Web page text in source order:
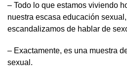
– Todo lo que estamos viviendo
nuestra escasa educación
escandalizamos de hablar de
– Exactamente, es una muestra
sexual.